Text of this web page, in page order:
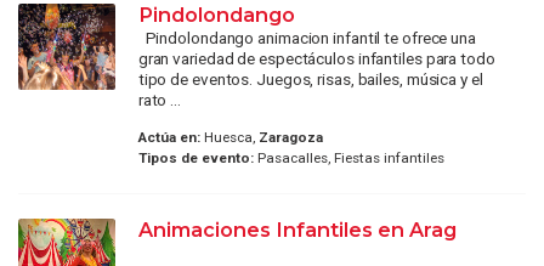
Pindolondango
Pindolondango animacion infantil te ofrece una
gran variedad de espectáculos infantiles para todo
tipo de eventos. Juegos, risas, bailes, música y el
rato ...
Actúa en:Huesca, Zaragoza
Tipos de evento:Pasacalles, Fiestas infantiles
Animaciones Infantiles en Arag